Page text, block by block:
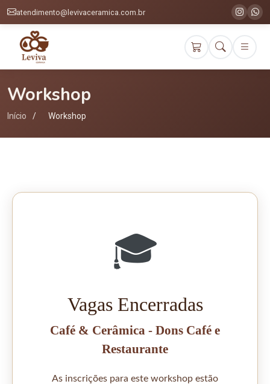
atendimento@levivaceramica.com.br
Workshop
Início Workshop
🎓
Vagas Encerradas
Café & Cerâmica - Dons Café e
Restaurante
As inscrições para este workshop estão